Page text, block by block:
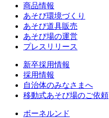
商品情報
あそび環境づくり
あそび道具販売
あそび場の運営
プレスリリース
新卒採用情報
採用情報
自治体のみなさまへ
移動式あそび場のご依頼
ボーネルンド